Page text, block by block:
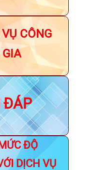
CÔNG
GIA
ĐÁP
ĐỘ
DỊCH VỤ